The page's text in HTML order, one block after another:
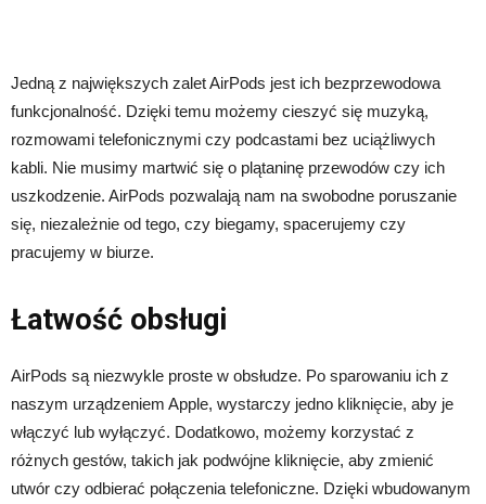
Jedną z największych zalet AirPods jest ich bezprzewodowa
funkcjonalność. Dzięki temu możemy cieszyć się muzyką,
rozmowami telefonicznymi czy podcastami bez uciążliwych
kabli. Nie musimy martwić się o plątaninę przewodów czy ich
uszkodzenie. AirPods pozwalają nam na swobodne poruszanie
się, niezależnie od tego, czy biegamy, spacerujemy czy
pracujemy w biurze.
Łatwość obsługi
AirPods są niezwykle proste w obsłudze. Po sparowaniu ich z
naszym urządzeniem Apple, wystarczy jedno kliknięcie, aby je
włączyć lub wyłączyć. Dodatkowo, możemy korzystać z
różnych gestów, takich jak podwójne kliknięcie, aby zmienić
utwór czy odbierać połączenia telefoniczne. Dzięki wbudowanym